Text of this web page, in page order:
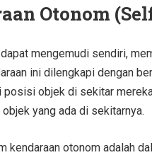
Otonom
mengemudi sendiri,
ini dilengkapi dengan
objek di sekitar
yang ada di sekitarnya.
otonom adalah